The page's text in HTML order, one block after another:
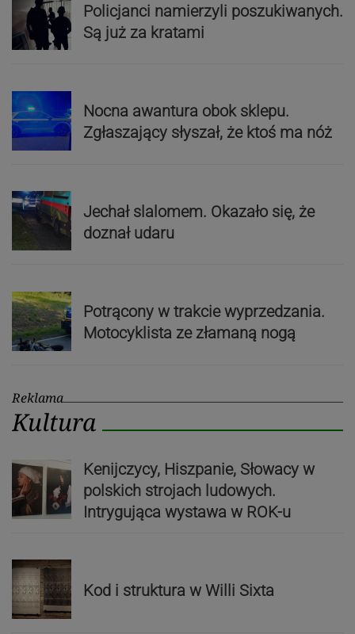
Policjanci namierzyli poszukiwanych.
Są już za kratami
Nocna awantura obok sklepu.
Zgłaszający słyszał, że ktoś ma nóż
Jechał slalomem. Okazało się, że
doznał udaru
Potrącony w trakcie wyprzedzania.
Motocyklista ze złamaną nogą
Reklama
Kultura
Kenijczycy, Hiszpanie, Słowacy w
polskich strojach ludowych.
Intrygująca wystawa w ROK-u
Kod i struktura w Willi Sixta